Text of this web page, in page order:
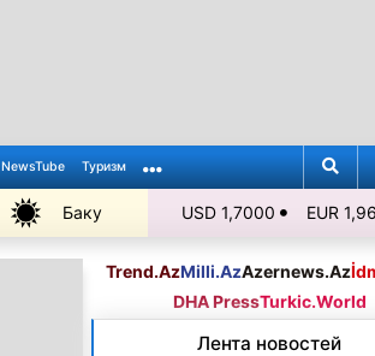
NewsTube Туризм
Баку
+28℃
USD 1,7000 EUR
Trend.AzMilli.AzAzernews.Az
DHA PressTurkic.World
Лента новостей